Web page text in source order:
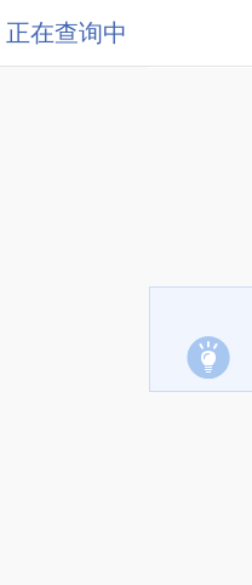
正在查询中